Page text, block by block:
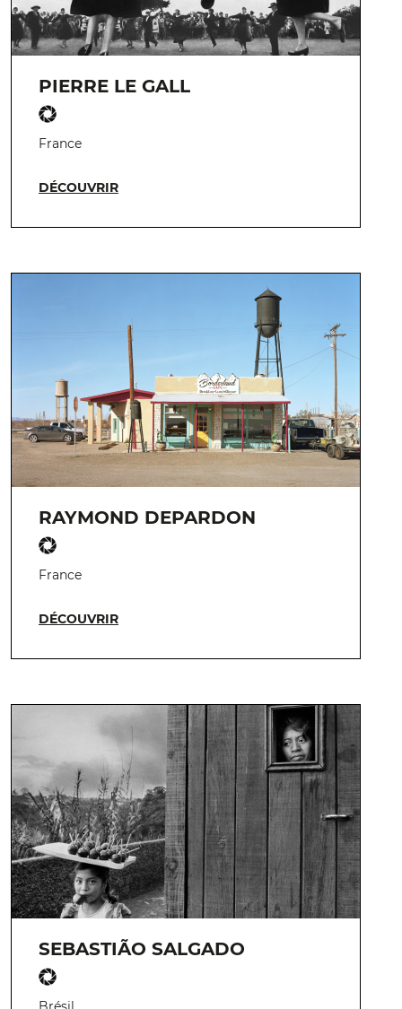
PIERRE LE GALL
France
DÉCOUVRIR
RAYMOND DEPARDON
France
DÉCOUVRIR
SEBASTIÃO SALGADO